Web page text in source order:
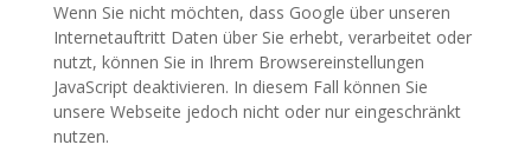
Wenn Sie nicht möchten, dass Google über unseren
Internetauftritt Daten über Sie erhebt, verarbeitet oder
nutzt, können Sie in Ihrem Browsereinstellungen
JavaScript deaktivieren. In diesem Fall können Sie
unsere Webseite jedoch nicht oder nur eingeschränkt
nutzen.